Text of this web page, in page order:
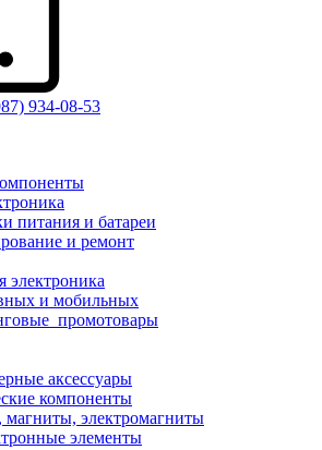
934-08-53
питания и батареи
и ремонт
электроника
и мобильных
аксессуары
компоненты
электромагниты
элементы